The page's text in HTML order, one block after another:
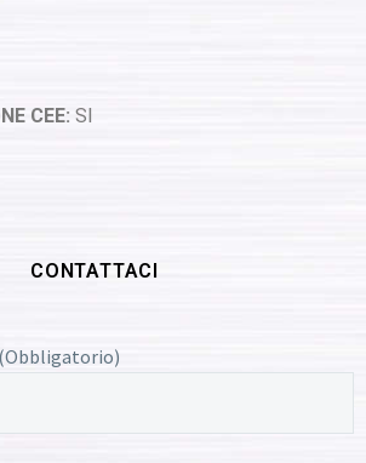
CEE: SI
CONTATTACI
(Obbligatorio)